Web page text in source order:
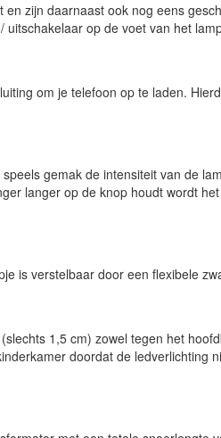
zijn daarnaast ook nog eens
op de voet van het
om je telefoon op te laden.
gemak de intensiteit van de
langer op de knop houdt wordt
is verstelbaar door een flexibele
1,5 cm) zowel tegen het
doordat de ledverlichting